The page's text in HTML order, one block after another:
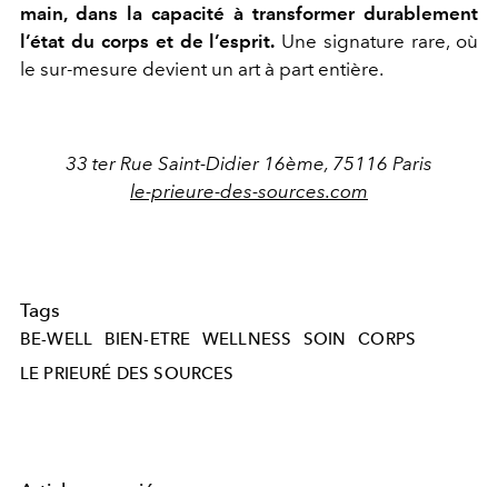
main, dans la capacité à transformer durablement
l’état du corps et de l’esprit. Une signature rare, où
le sur-mesure devient un art à part entière.
33 ter Rue Saint-Didier 16ème, 75116 Paris
le-prieure-des-sources.com
Tags
BE-WELL BIEN-ETRE WELLNESS SOIN
CORPS
LE PRIEURÉ DES SOURCES